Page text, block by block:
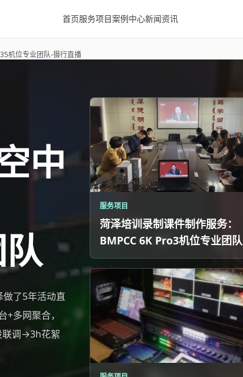
首页服务项目案例中心新闻资讯
机位专业团队-摄行直播
中
了5年活动直
多网聚合，
联调→3h花絮
服务项目
菏泽培训录制课件制作服务：
BMPCC 6K Pro3机位专业团队